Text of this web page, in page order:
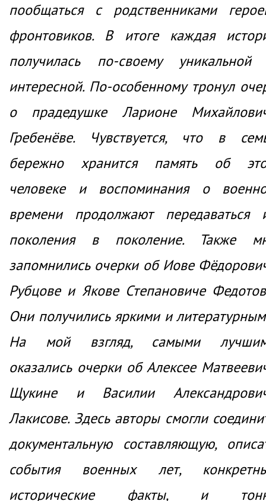
пообщаться с родственниками
фронтовиков. В итоге каждая
получилась по-своему
интересной. По-особенному тронул
о прадедушке Ларионе
Гребенёве. Чувствуется, что в
бережно хранится память об
человеке и воспоминания о
времени продолжают передаваться
поколения в поколение. Также
запомнились очерки об Иове
Рубцове и Якове Степановиче
Они получились яркими и
На мой взгляд, самыми
оказались очерки об Алексее
Щукине и Василии
Лакисове. Здесь авторы смогли
документальную составляющую,
события военных лет,
исторические факты, и